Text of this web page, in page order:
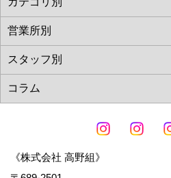
《株式会社 高野組》